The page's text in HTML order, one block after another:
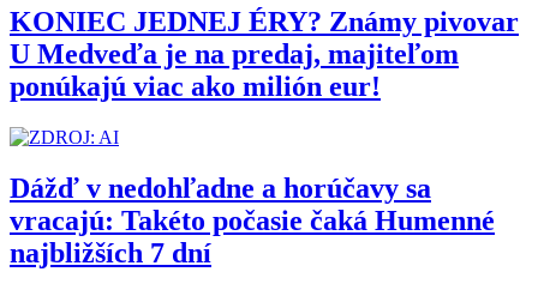
KONIEC JEDNEJ ÉRY? Známy pivovar
U Medveďa je na predaj, majiteľom
ponúkajú viac ako milión eur!
Dážď v nedohľadne a horúčavy sa
vracajú: Takéto počasie čaká Humenné
najbližších 7 dní